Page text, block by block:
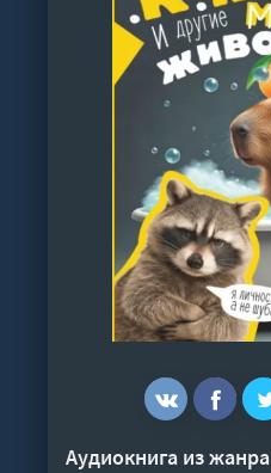
Аудиокнига из жанра